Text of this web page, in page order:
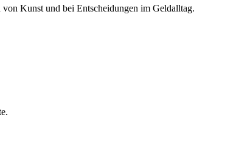
Kunst und bei Entscheidungen im Geldalltag.